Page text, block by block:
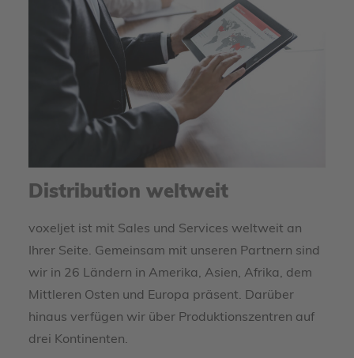
Distribution weltweit
voxeljet ist mit Sales und Services weltweit an
Ihrer Seite. Gemeinsam mit unseren Partnern sind
wir in 26 Ländern in Amerika, Asien, Afrika, dem
Mittleren Osten und Europa präsent. Darüber
hinaus verfügen wir über Produktionszentren auf
drei Kontinenten.